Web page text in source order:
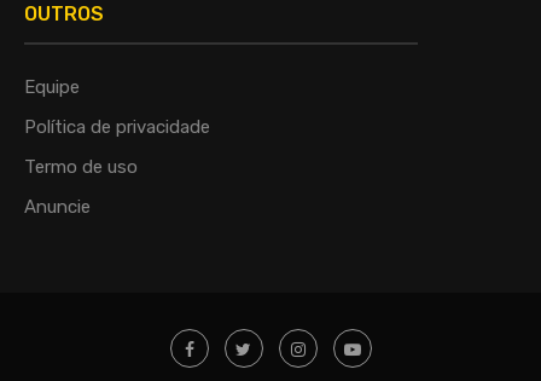
OUTROS
Equipe
Política de privacidade
Termo de uso
Anuncie